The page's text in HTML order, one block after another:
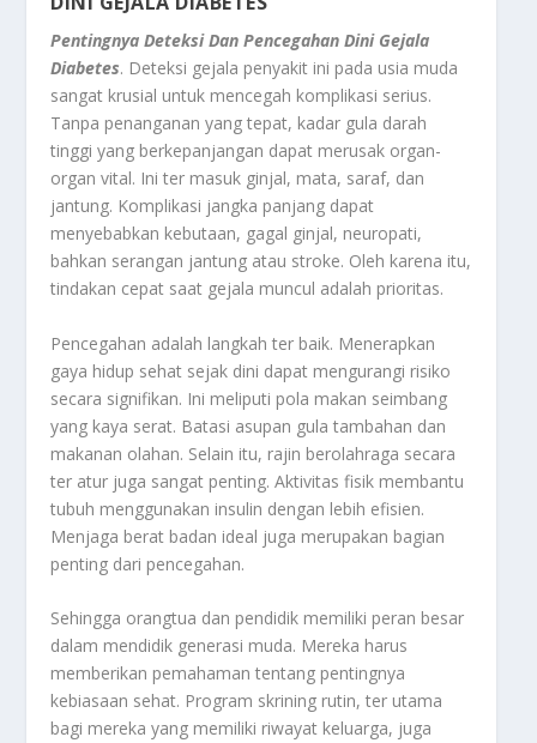
Pentingnya Deteksi Dan Pencegahan Dini Gejala
Diabetes. Deteksi gejala penyakit ini pada usia muda
sangat krusial untuk mencegah komplikasi serius.
Tanpa penanganan yang tepat, kadar gula darah
tinggi yang berkepanjangan dapat merusak organ-
organ vital. Ini ter masuk ginjal, mata, saraf, dan
jantung. Komplikasi jangka panjang dapat
menyebabkan kebutaan, gagal ginjal, neuropati,
bahkan serangan jantung atau stroke. Oleh karena itu,
tindakan cepat saat gejala muncul adalah prioritas.
Pencegahan adalah langkah ter baik. Menerapkan
gaya hidup sehat sejak dini dapat mengurangi risiko
secara signifikan. Ini meliputi pola makan seimbang
yang kaya serat. Batasi asupan gula tambahan dan
makanan olahan. Selain itu, rajin berolahraga secara
ter atur juga sangat penting. Aktivitas fisik membantu
tubuh menggunakan insulin dengan lebih efisien.
Menjaga berat badan ideal juga merupakan bagian
penting dari pencegahan.
Sehingga orangtua dan pendidik memiliki peran besar
dalam mendidik generasi muda. Mereka harus
memberikan pemahaman tentang pentingnya
kebiasaan sehat. Program skrining rutin, ter utama
bagi mereka yang memiliki riwayat keluarga, juga